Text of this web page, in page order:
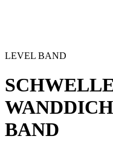
LEVEL BAND
BAND